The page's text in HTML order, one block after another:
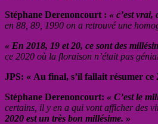
Stéphane Derenoncourt : « c’est vrai,
en 88, 89, 1990 on a retrouvé une
« En 2018, 19 et 20, ce sont des
ce 2020 où la floraison n’était pas
JPS: « Au final, s’il fallait résumer ce
Stéphane Derenoncourt: « C’est le
certains, il y en a qui vont afficher des
2020 est un très bon millésime. »